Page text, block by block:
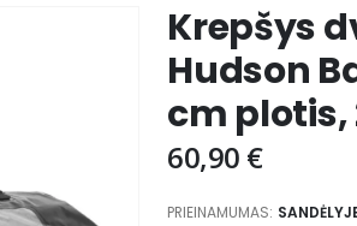
Krepšys
Hudson
cm plotis,
60,90 €
PRIEINAMUMAS: